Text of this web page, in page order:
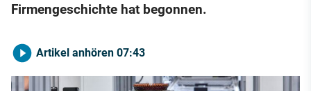
Firmengeschichte hat begonnen.
Artikel anhören 07:43